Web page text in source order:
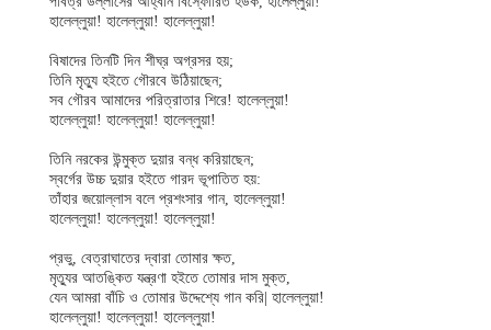
হালেল্লুয়া! হালেল্লুয়া! হালেল্লুয়া!
বিষাদের তিনটি দিন শীঘ্র অগ্রসর হয়;
তিনি মৃত্যু হইতে গৌরবে উঠিয়াছেন;
সব গৌরব আমাদের পরিত্রাতার শিরে! হালেল্লুয়া!
হালেল্লুয়া! হালেল্লুয়া! হালেল্লুয়া!
তিনি নরকের উন্মুক্ত দুয়ার বন্ধ করিয়াছেন;
স্বর্গের উচ্চ দুয়ার হইতে গারদ ভূপাতিত হয়:
তাঁহার জয়োল্লাস বলে প্রশংসার গান, হালেল্লুয়া!
হালেল্লুয়া! হালেল্লুয়া! হালেল্লুয়া!
প্রভু, বেত্রাঘাতের দ্বারা তোমার ক্ষত,
মৃত্যুর আতঙ্কিত যন্ত্রণা হইতে তোমার দাস মুক্ত,
যেন আমরা বাঁচি ও তোমার উদ্দেশ্যে গান করি| হালেল্লুয়া!
হালেল্লুয়া! হালেল্লুয়া! হালেল্লুয়া!